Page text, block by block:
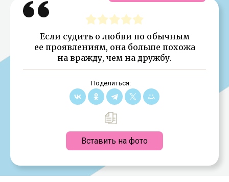
Если судить о любви по обычным
ее проявлениям, она больше похожа
на вражду, чем на дружбу.
Поделиться:
Вставить на фото